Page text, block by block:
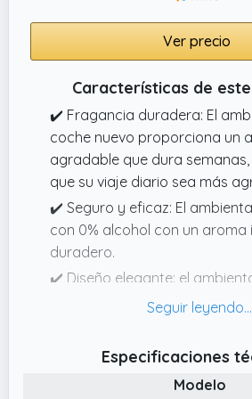
Ver precio
Características de
✔️ Fragancia duradera: El
coche nuevo proporciona un
agradable que dura
que su viaje diario sea más
✔️ Seguro y eficaz: El
con 0% alcohol con un aroma
duradero.
✔️ Diseño elegante: el
automóvil tiene un diseño
pequeño como para caber en
reducidos sin obstruir la vista
Especificaciones
Modelo